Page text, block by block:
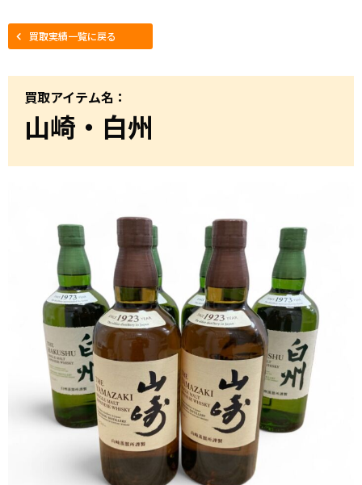
買取実績一覧に戻る
買取アイテム名：
山崎・白州